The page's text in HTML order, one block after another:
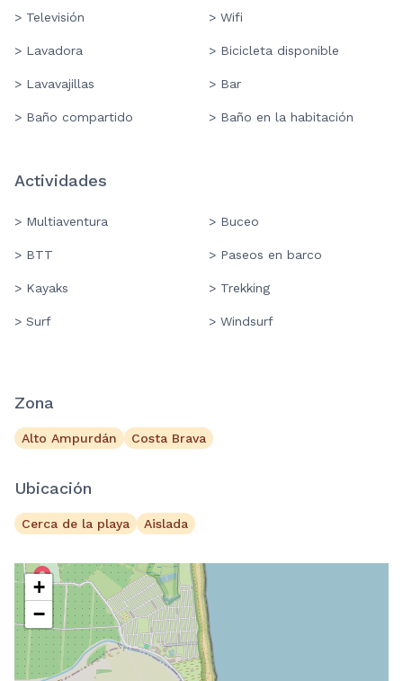
> Televisión > Wifi
> Lavadora > Bicicleta disponible
> Lavavajillas > Bar
> Baño compartido > Baño en la habitación
Actividades
> Multiaventura > Buceo
> BTT > Paseos en barco
> Kayaks > Trekking
> Surf > Windsurf
Zona
Alto Ampurdán Costa Brava
Ubicación
Cerca de la playa Aislada
+
−